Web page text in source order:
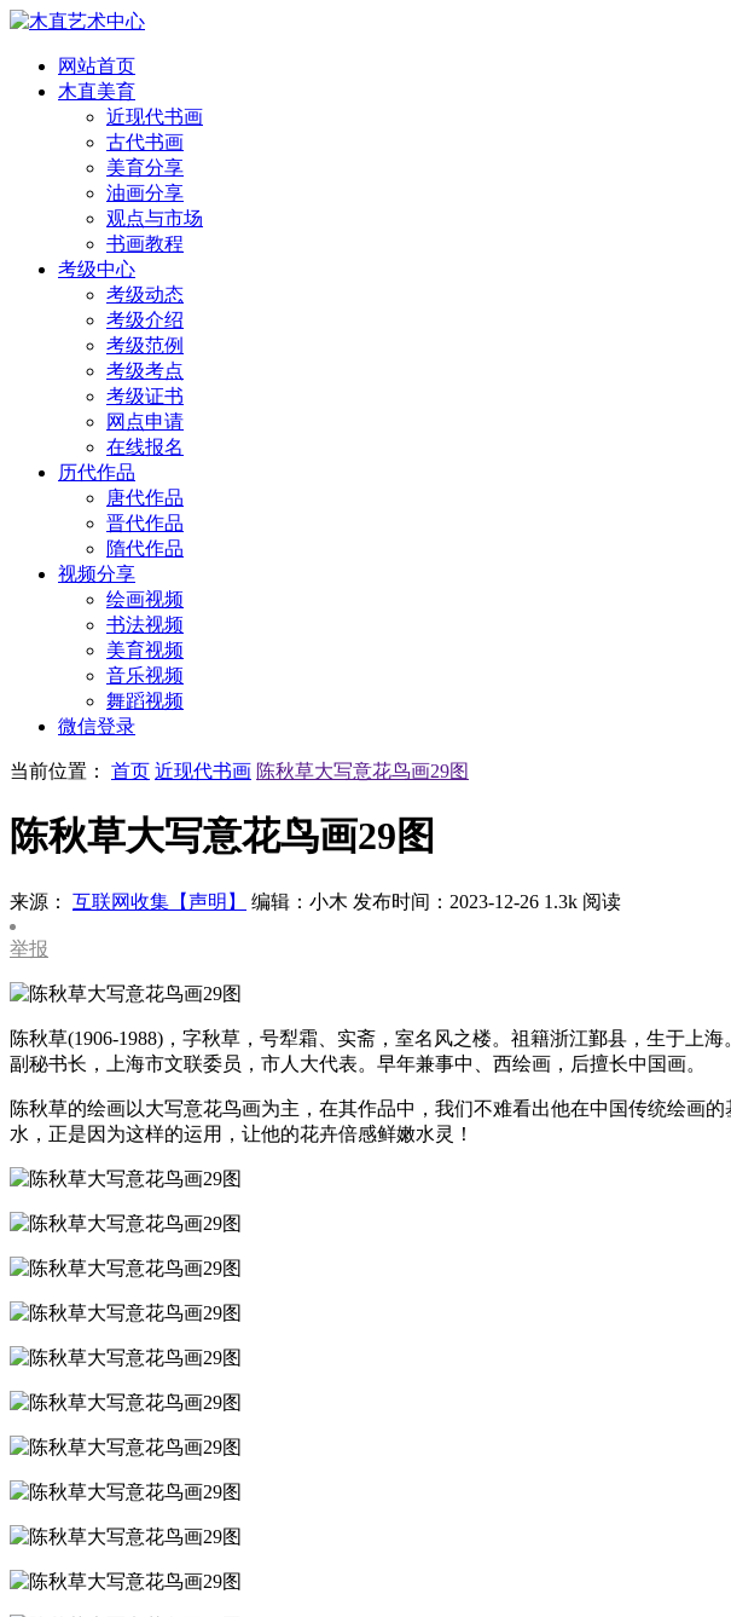
网站首页
木直美育
近现代书画
古代书画
美育分享
油画分享
观点与市场
书画教程
考级中心
考级动态
考级介绍
考级范例
考级考点
考级证书
网点申请
在线报名
历代作品
唐代作品
晋代作品
隋代作品
视频分享
绘画视频
书法视频
美育视频
音乐视频
舞蹈视频
微信登录
当前位置： 首页 近现代书画 陈秋草大写意花鸟画29图
陈秋草大写意花鸟画29图
来源： 互联网收集【声明】 编辑：小木 发布时间：2023-12-26 1.3k 阅读
举报
陈秋草(1906-1988)，字秋草，号犁霜、实斋，室名风之楼。祖籍浙江鄞县，生于上
副秘书长，上海市文联委员，市人大代表。早年兼事中、西绘画，后擅长中国画。
陈秋草的绘画以大写意花鸟画为主，在其作品中，我们不难看出他在中国传统绘画
水，正是因为这样的运用，让他的花卉倍感鲜嫩水灵！